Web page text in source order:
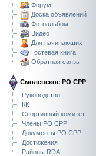
Форум
Доска объявлений
Фотоальбом
Видео
Для начинающих
Гостевая книга
Обратная связь
Смоленское РО СРР
Руководство
КК
Спортивный комитет
Члены РО СРР
Документы РО СРР
Достижения
Районы RDA